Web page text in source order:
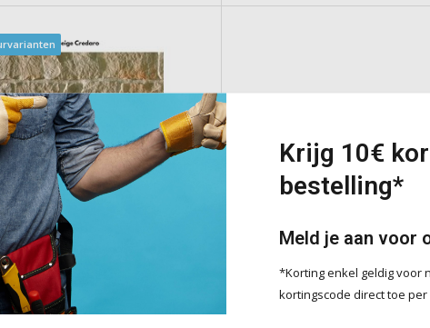
met een strakke,
vormgeving en warme
voor een tijdloze, elegante
Geschikt voor gevel en interieur.
Krijg 10€
bestelling*
Meld je aan voor
*Korting enkel geldig voor
kortingscode direct toe per